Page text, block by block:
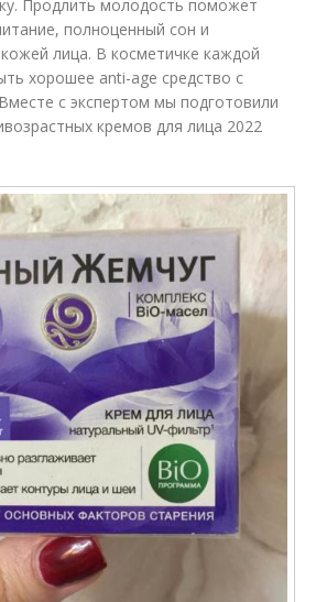
Продлить молодость поможет
полноценный сон и
лица. В косметичке каждой
хорошее anti-age средство с
с экспертом мы подготовили
кремов для лица 2022